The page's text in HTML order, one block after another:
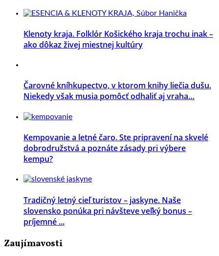
Klenoty kraja. Folklór Košického kraja trochu inak –
ako dôkaz živej miestnej kultúry
Čarovné kníhkupectvo, v ktorom knihy liečia dušu.
Niekedy však musia pomôcť odhaliť aj vraha…
Kempovanie a letné čaro. Ste pripravení na skvelé
dobrodružstvá a poznáte zásady pri výbere
kempu?
Tradičný letný cieľ turistov – jaskyne. Naše
slovensko ponúka pri návšteve veľký bonus –
príjemné ...
Zaujímavosti